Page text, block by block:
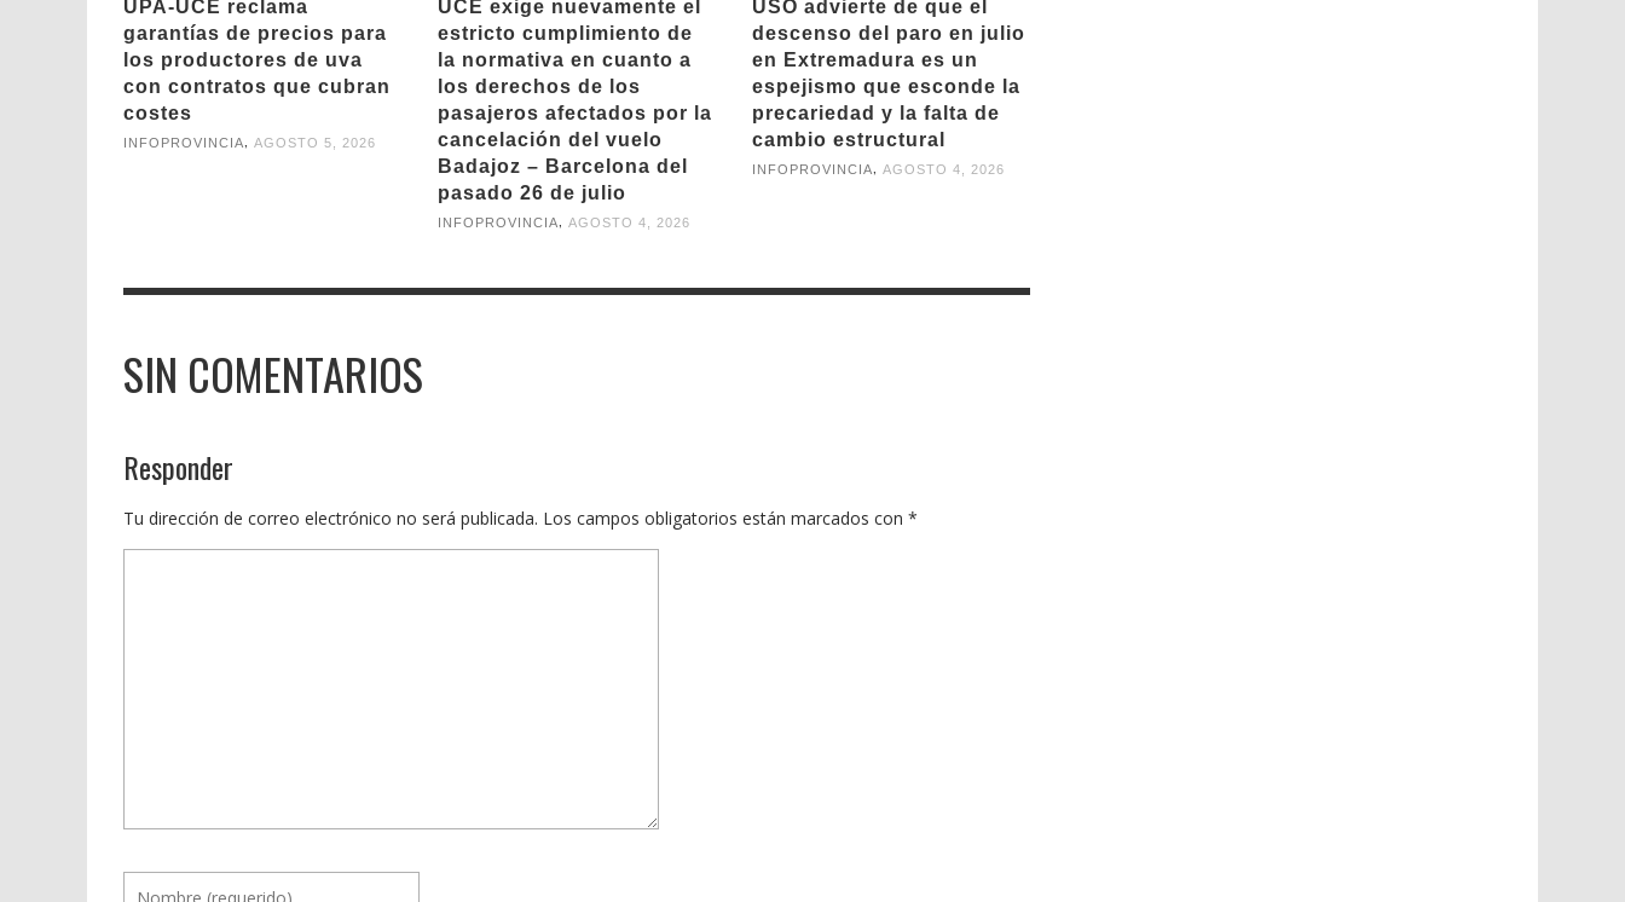
UPA-UCE reclama
garantías de precios para
los productores de uva
con contratos que cubran
costes
INFOPROVINCIA AGOSTO 5, 2026
UCE exige nuevamente el
estricto cumplimiento de
la normativa en cuanto a
los derechos de los
pasajeros afectados por la
cancelación del vuelo
Badajoz – Barcelona del
pasado 26 de julio
INFOPROVINCIA AGOSTO 4, 2026
USO advierte de que el
descenso del paro en julio
en Extremadura es un
espejismo que esconde la
precariedad y la falta de
cambio estructural
INFOPROVINCIA AGOSTO 4, 2026
SIN COMENTARIOS
Responder
Tu dirección de correo electrónico no será publicada. Los campos obligatorios están marcados con *